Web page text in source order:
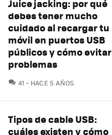
Juice jacking: por qué
debes tener mucho
cuidado al recargar tu
móvil en puertos USB
públicos y cómo evitar
problemas
41 COMENTARIOS
HACE 5 AÑOS
Tipos de cable USB:
cuáles existen y cómo